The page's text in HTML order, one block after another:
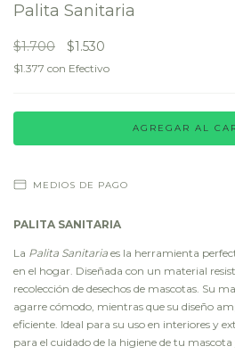
Palita Sanitaria
$1.700 $1.530
$1.377 con Efectivo
MEDIOS DE PAGO
PALITA SANITARIA
La Palita Sanitaria es la herramienta
en el hogar. Diseñada con un material
recolección de desechos de mascotas. Su
agarre cómodo, mientras que su diseño
eficiente. Ideal para su uso en interiores y
para el cuidado de la higiene de tu